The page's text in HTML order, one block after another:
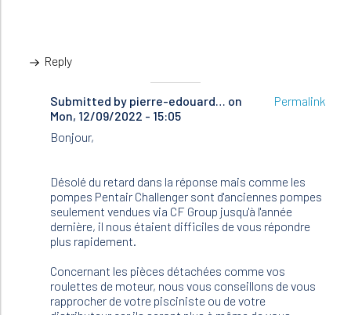
Reply
Submitted by pierre-edouard… on
Mon, 12/09/2022 - 15:05
In
reply
to
Bonjour,
deux
pompes…
by
Pascal
(not
verified)
Permalink
Bonjour,
Désolé du retard dans la réponse mais comme les
pompes Pentair Challenger sont d'anciennes pompes
seulement vendues via CF Group jusqu'à l'année
dernière, il nous étaient difficiles de vous répondre
plus rapidement.
Concernant les pièces détachées comme vos
roulettes de moteur, nous vous conseillons de vous
rapprocher de votre pisciniste ou de votre